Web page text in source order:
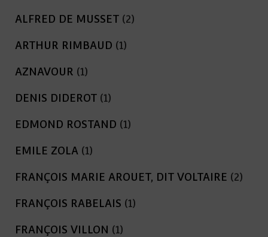
ALFRED DE MUSSET(2)
ARTHUR RIMBAUD (1)
AZNAVOUR (1)
DENIS DIDEROT(1)
EDMOND ROSTAND (1)
EMILE ZOLA(1)
FRANÇOIS MARIE AROUET, DIT VOLTAIRE (2)
FRANÇOIS RABELAIS (1)
FRANÇOIS VILLON (1)